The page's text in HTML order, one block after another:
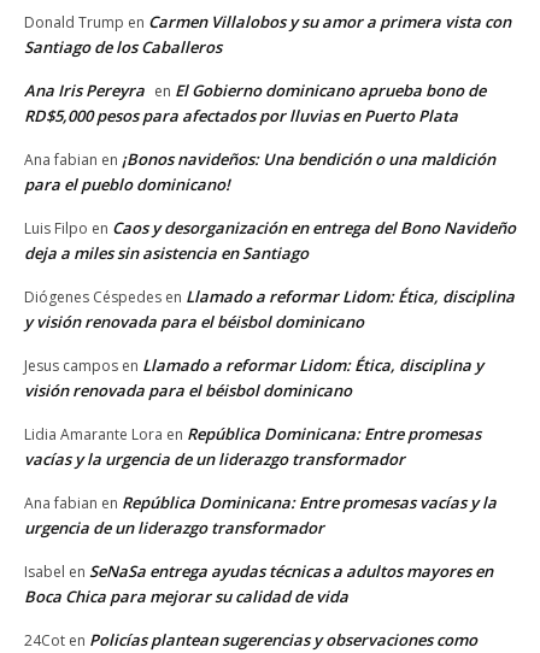
Donald Trump en Carmen Villalobos y su amor a primera vista con
Santiago de los Caballeros
Ana Iris Pereyra en El Gobierno dominicano aprueba bono de
RD$5,000 pesos para afectados por lluvias en Puerto Plata
Ana fabian en ¡Bonos navideños: Una bendición o una maldición
para el pueblo dominicano!
Luis Filpo en Caos y desorganización en entrega del Bono Navideño
deja a miles sin asistencia en Santiago
Diógenes Céspedes en Llamado a reformar Lidom: Ética, disciplina
y visión renovada para el béisbol dominicano
Jesus campos en Llamado a reformar Lidom: Ética, disciplina y
visión renovada para el béisbol dominicano
Lidia Amarante Lora en República Dominicana: Entre promesas
vacías y la urgencia de un liderazgo transformador
Ana fabian en República Dominicana: Entre promesas vacías y la
urgencia de un liderazgo transformador
Isabel en SeNaSa entrega ayudas técnicas a adultos mayores en
Boca Chica para mejorar su calidad de vida
24Cot en Policías plantean sugerencias y observaciones como